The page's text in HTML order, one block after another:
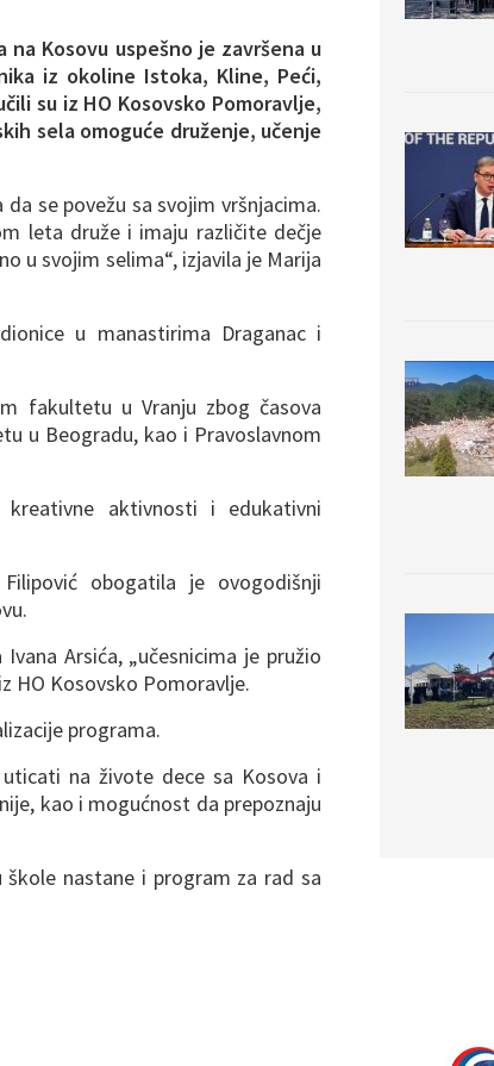
Kosovu uspešno je završena u
iz okoline Istoka, Kline, Peći,
su iz HO Kosovsko Pomoravlje,
sela omoguće druženje, učenje
se povežu sa svojim vršnjacima.
leta druže i imaju različite dečje
u svojim selima“, izjavila je Marija
u manastirima Draganac i
fakultetu u Vranju zbog časova
u Beogradu, kao i Pravoslavnom
aktivnosti i edukativni
obogatila je ovogodišnji
Arsića, „učesnicima je pružio
HO Kosovsko Pomoravlje.
programa.
na živote dece sa Kosova i
kao i mogućnost da prepoznaju
nastane i program za rad sa